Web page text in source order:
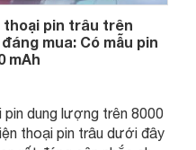
thoại pin trâu trên
đáng mua: Có mẫu pin
mAh
dung lượng trên 8000
thoại pin trâu dưới đây